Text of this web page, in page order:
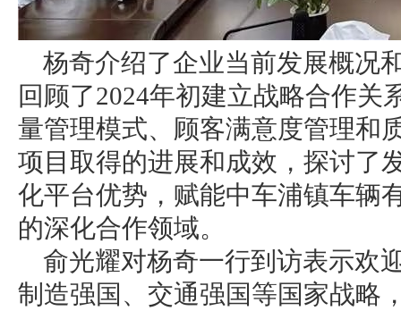
杨奇介绍了企业当前发展概况
回顾了2024年初建立战略合作关
量管理模式、顾客满意度管理和
项目取得的进展和成效，探讨了
化平台优势，赋能中车浦镇车辆
的深化合作领域。
俞光耀对杨奇一行到访表示欢
制造强国、交通强国等国家战略